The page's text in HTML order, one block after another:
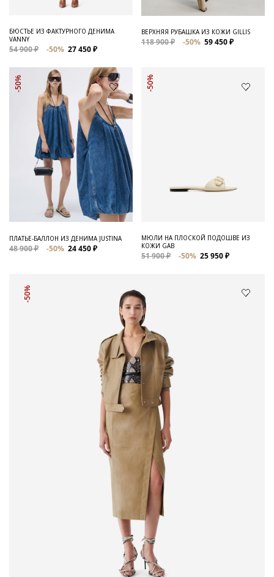
БЮСТЬЕ ИЗ ФАКТУРНОГО ДЕНИМА
VANNY
54 900 ₽ -50% 27 450 ₽
ВЕРХНЯЯ РУБАШКА ИЗ КОЖИ GILLIS
118 900 ₽ -50% 59 450 ₽
-50%
ПЛАТЬЕ-БАЛЛОН ИЗ ДЕНИМА JUSTINA
48 900 ₽ -50% 24 450 ₽
-50%
МЮЛИ НА ПЛОСКОЙ ПОДОШВЕ ИЗ
КОЖИ GAB
51 900 ₽ -50% 25 950 ₽
-50%